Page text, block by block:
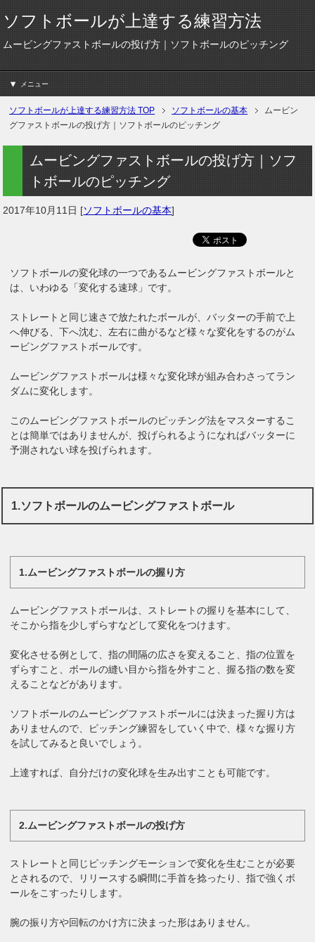
ソフトボールが上達する練習方法
ムービングファストボールの投げ方｜ソフトボールのピッチング
メニュー
ソフトボールが上達する練習方法 TOP ソフトボールの基本
ムービン
グファストボールの投げ方｜ソフトボールのピッチング
ムービングファストボールの投げ方｜ソフ
トボールのピッチング
2017年10月11日 [ソフトボールの基本]
ソフトボールの変化球の一つであるムービングファストボールと
は、いわゆる「変化する速球」です。
ストレートと同じ速さで放たれたボールが、バッターの手前で上
へ伸びる、下へ沈む、左右に曲がるなど様々な変化をするのがム
ービングファストボールです。
ムービングファストボールは様々な変化球が組み合わさってラン
ダムに変化します。
このムービングファストボールのピッチング法をマスターするこ
とは簡単ではありませんが、投げられるようになればバッターに
予測されない球を投げられます。
1.ソフトボールのムービングファストボール
1.ムービングファストボールの握り方
ムービングファストボールは、ストレートの握りを基本にして、
そこから指を少しずらすなどして変化をつけます。
変化させる例として、指の間隔の広さを変えること、指の位置を
ずらすこと、ボールの縫い目から指を外すこと、握る指の数を変
えることなどがあります。
ソフトボールのムービングファストボールには決まった握り方は
ありませんので、ピッチング練習をしていく中で、様々な握り方
を試してみると良いでしょう。
上達すれば、自分だけの変化球を生み出すことも可能です。
2.ムービングファストボールの投げ方
ストレートと同じピッチングモーションで変化を生むことが必要
とされるので、リリースする瞬間に手首を捻ったり、指で強くボ
ールをこすったりします。
腕の振り方や回転のかけ方に決まった形はありません。